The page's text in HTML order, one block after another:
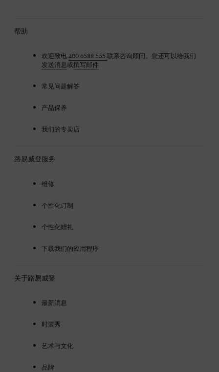
帮助
欢迎致电400 6588 555 联系咨询顾问。您还可以给我们
发送消息或撰写邮件
常见问题解答
产品保养
我们的专卖店
路易威登服务
维修
个性化订制
个性化赠礼
下载我们的应用程序
关于路易威登
最新消息
时装秀
艺术与文化
品牌